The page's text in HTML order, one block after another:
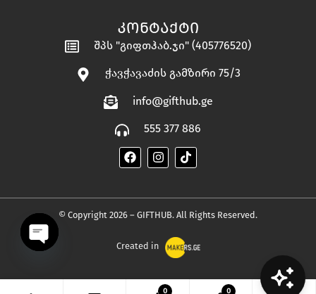
ᲙᲝᲜᲢᲐᲥᲢᲘ
შპს "გიფთჰაბ.ჯი" (405776520)
ჭავჭავაძის გამზირი 75/3
info@gifthub.ge
555 377 886
© Copyright 2026 – GIFTHUB. All Rights Reserved.
Created in
0 0